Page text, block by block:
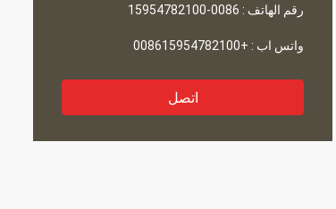
رقم الهاتف : 0086-15954782100
واتس اب : +008615954782100
اتصل